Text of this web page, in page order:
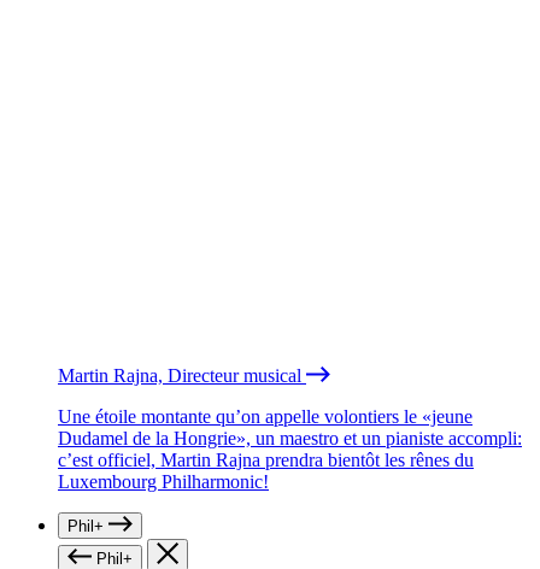
Martin Rajna, Directeur musical
Une étoile montante qu’on appelle volontiers le «jeune
Dudamel de la Hongrie», un maestro et un pianiste accompli:
c’est officiel, Martin Rajna prendra bientôt les rênes du
Luxembourg Philharmonic!
Phil+
Phil+